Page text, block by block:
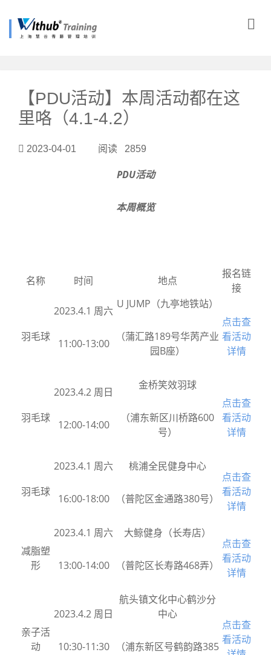
【PDU活动】本周活动都在这
里咯（4.1-4.2）
2023-04-01 阅读 2859
PDU活动
本周概览
名称 时间 地点
报名链
接
羽毛球
2023.4.1 周六
11:00-13:00
U JUMP（九亭地铁站）
（蒲汇路189号华苪产业
园B座）
点击查
看活动
详情
羽毛球
2023.4.2 周日
12:00-14:00
金桥笑效羽球
（浦东新区川桥路600
号）
点击查
看活动
详情
羽毛球
2023.4.1 周六
16:00-18:00
桃浦全民健身中心
（普陀区金通路380号）
点击查
看活动
详情
减脂塑
形
2023.4.1 周六
13:00-14:00
大鲸健身（长寿店）
（普陀区长寿路468弄）
点击查
看活动
详情
亲子活
动
2023.4.2 周日
10:30-11:30
航头镇文化中心鹤沙分
中心
（浦东新区号鹤韵路385
点击查
看活动